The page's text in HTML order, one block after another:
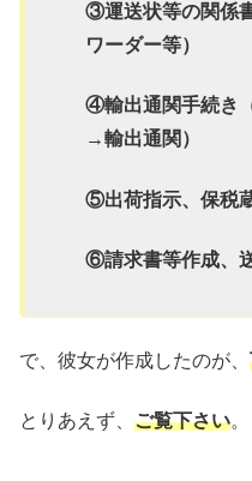
③運送状等の関係
ワーダー等）
④輸出通関手続き
→輸出通関）
⑤出荷指示、保税
⑥請求書等作成、
で、彼女が作成したのが、
とりあえず、 ご覧下さい。